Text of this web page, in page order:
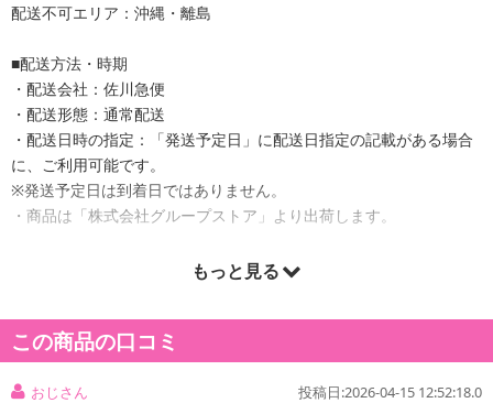
配送不可エリア：沖縄・離島
■配送方法・時期
・配送会社：佐川急便
・配送形態：通常配送
・配送日時の指定：「発送予定日」に配送日指定の記載がある場合
に、ご利用可能です。
※発送予定日は到着日ではありません。
・商品は「株式会社グループストア」より出荷します。
もっと見る
この商品の口コミ
おじさん 投稿日:2026-04-15 12:52:18.0